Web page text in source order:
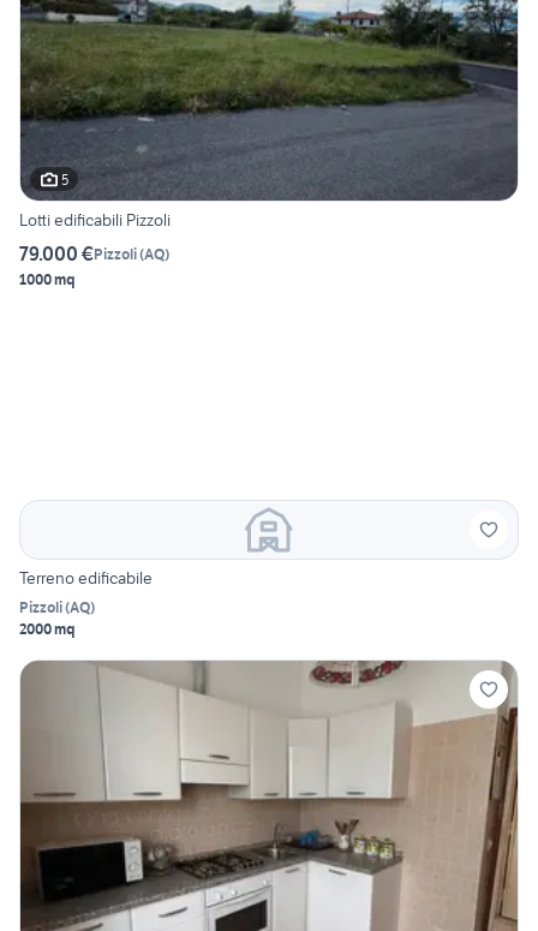
5
Lotti edificabili Pizzoli
79.000 €Pizzoli(AQ)
1000 mq
Terreno edificabile
Pizzoli(AQ)
2000 mq